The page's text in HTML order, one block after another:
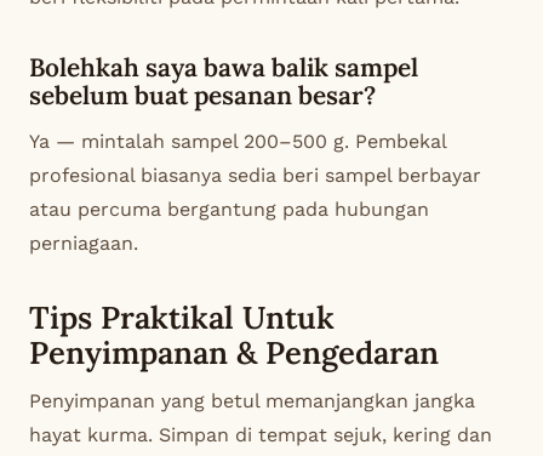
Bolehkah saya bawa balik sampel
sebelum buat pesanan besar?
Ya — mintalah sampel 200–500 g. Pembekal
profesional biasanya sedia beri sampel berbayar
atau percuma bergantung pada hubungan
perniagaan.
Tips Praktikal Untuk
Penyimpanan & Pengedaran
Penyimpanan yang betul memanjangkan jangka
hayat kurma. Simpan di tempat sejuk, kering dan